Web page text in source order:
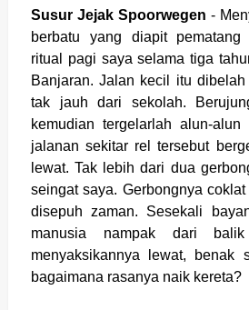
Susur Jejak Spoorwegen -
berbatu yang diapit pematang
ritual pagi saya selama tiga
Banjaran. Jalan kecil itu dibelah
tak jauh dari sekolah.
kemudian tergelarlah alun-alun
jalanan sekitar rel tersebut
lewat. Tak lebih dari dua
seingat saya. Gerbongnya
disepuh zaman. Sesekali
manusia nampak dari
menyaksikannya lewat, benak
bagaimana rasanya naik kereta?